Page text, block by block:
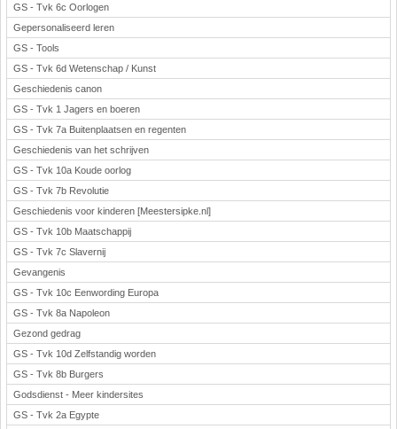
GS - Tvk 6c Oorlogen
Gepersonaliseerd leren
GS - Tools
GS - Tvk 6d Wetenschap / Kunst
Geschiedenis canon
GS - Tvk 1 Jagers en boeren
GS - Tvk 7a Buitenplaatsen en regenten
Geschiedenis van het schrijven
GS - Tvk 10a Koude oorlog
GS - Tvk 7b Revolutie
Geschiedenis voor kinderen [Meestersipke.nl]
GS - Tvk 10b Maatschappij
GS - Tvk 7c Slavernij
Gevangenis
GS - Tvk 10c Eenwording Europa
GS - Tvk 8a Napoleon
Gezond gedrag
GS - Tvk 10d Zelfstandig worden
GS - Tvk 8b Burgers
Godsdienst - Meer kindersites
GS - Tvk 2a Egypte